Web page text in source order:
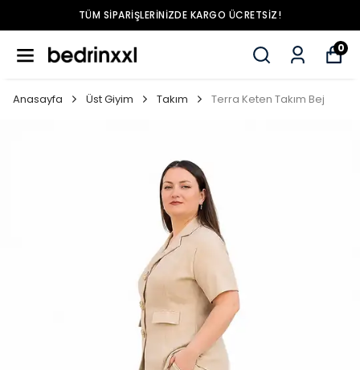
TÜM SIPARIŞLERINIZDE KARGO ÜCRETSIZ!
0
Anasayfa Üst Giyim Takım Terra Keten Takım Bej